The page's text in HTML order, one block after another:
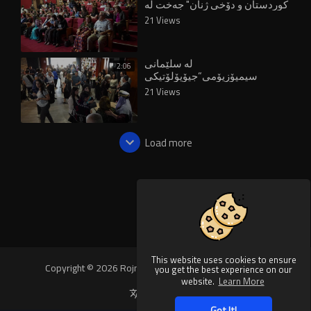
This website uses cookies to ensure
you get the best experience on our
website. Learn More
کوردستان و دۆخی ژنان" جەخت لە
ستاتۆی سیاسی کرایەوە
21 Views
2:06 لە سلێمانی
سیمپۆزیۆمی“جیۆپۆلۆتیکی
کوردستان و دۆخی ژنان” دەستی
پێکرد
21 Views
Load more
Copyright © 2026 Rojnews Video. All rights reserved.
Language